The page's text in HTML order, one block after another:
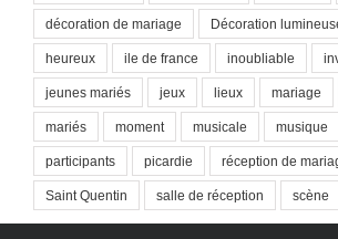
décoration de mariage Décoration
heureux ile de france inoubliable
jeunes mariés jeux lieux mariage
mariés moment musicale musique
participants picardie réception de
Saint Quentin salle de réception scène